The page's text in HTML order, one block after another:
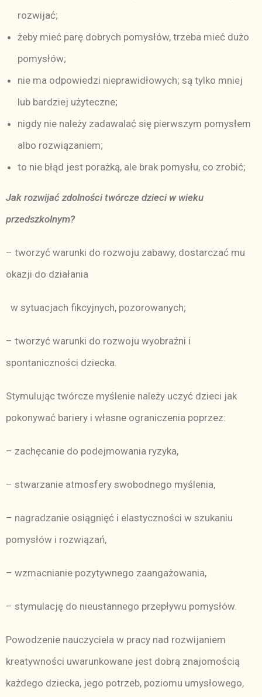
rozwijać;
żeby mieć parę dobrych pomysłów, trzeba mieć dużo
pomysłów;
nie ma odpowiedzi nieprawidłowych; są tylko mniej
lub bardziej użyteczne;
nigdy nie należy zadawalać się pierwszym pomysłem
albo rozwiązaniem;
to nie błąd jest porażką, ale brak pomysłu, co zrobić;
Jak rozwijać zdolności twórcze dzieci w wieku
przedszkolnym?
– tworzyć warunki do rozwoju zabawy, dostarczać mu
okazji do działania
w sytuacjach fikcyjnych, pozorowanych;
– tworzyć warunki do rozwoju wyobraźni i
spontaniczności dziecka.
Stymulując twórcze myślenie należy uczyć dzieci jak
pokonywać bariery i własne ograniczenia poprzez:
– zachęcanie do podejmowania ryzyka,
– stwarzanie atmosfery swobodnego myślenia,
– nagradzanie osiągnięć i elastyczności w szukaniu
pomysłów i rozwiązań,
– wzmacnianie pozytywnego zaangażowania,
– stymulację do nieustannego przepływu pomysłów.
Powodzenie nauczyciela w pracy nad rozwijaniem
kreatywności uwarunkowane jest dobrą znajomością
każdego dziecka, jego potrzeb, poziomu umysłowego,